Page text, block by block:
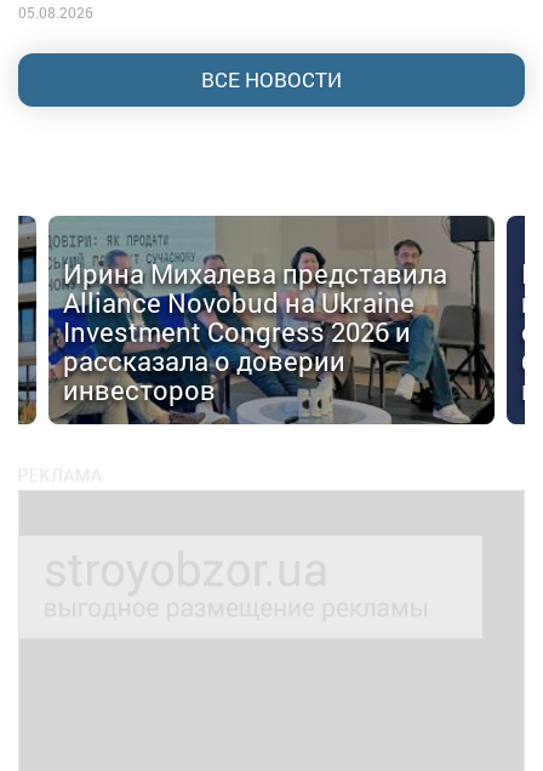
05.08.2026
ВСЕ НОВОСТИ
Ирина Михалева представила
Alliance Novobud на Ukraine
Investment Congress 2026 и
рассказала о доверии
инвесторов